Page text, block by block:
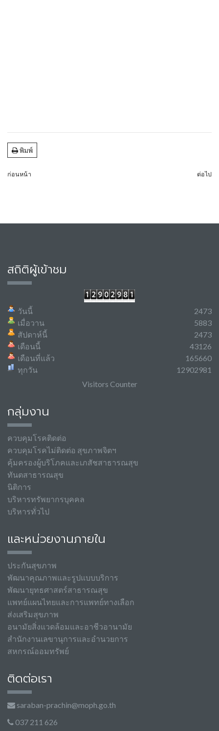
พิมพ์
ก่อนหน้า ต่อไป
สถิติผู้เข้าชม
วันนี้
เมื่อวาน
สัปดาห์นี้
เดือนนี้
เดือนที่แล้ว
ทุกวัน
2473
5883
2473
43126
165660
12902981
Visitors Counter
กลุ่มงาน
ควบคุมโรคติดต่อ
ควบคุมโรคไม่ติดต่อ สุขภาพจิตฯ
คุ้มครองผู้บริโภคและเภสัชสาธารณสุข
ทันตสาธารณสุข
นิติการ
บริหารทรัพยากรบุคคล
บริหารทั่วไป
และหน่วยงานภายใน
ประกันสุขภาพ
พัฒนาคุณภาพและรูปแบบบริการ
พัฒนายุทธศาสตร์สาธารณสุข
แพทย์แผนไทยและการแพทย์ทางเลือก
ส่งเสริมสุขภาพ
อนามัยสิ่งแวดล้อมและอาชีวอานามัย
สำนักงานเลขานุการและอำนวยการ
สหกรณ์ออมทรัพย์
ติดต่อเรา
saraban-prachin@moph.go.th
037 211 626